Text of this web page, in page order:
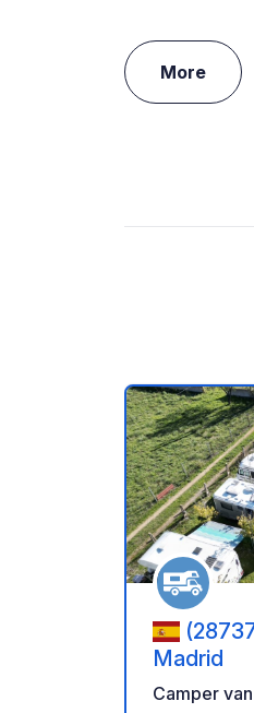
More
Madrid
Camper